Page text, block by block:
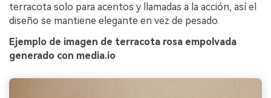
terracota solo para acentos y llamadas a la acción, así el
diseño se mantiene elegante en vez de pesado.
Ejemplo de imagen de terracota rosa empolvada
generado con media.io